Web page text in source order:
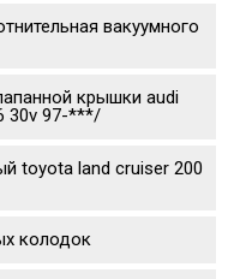
вакуумного
крышки audi
30v 97-***/
toyota land cruiser 200
колодок